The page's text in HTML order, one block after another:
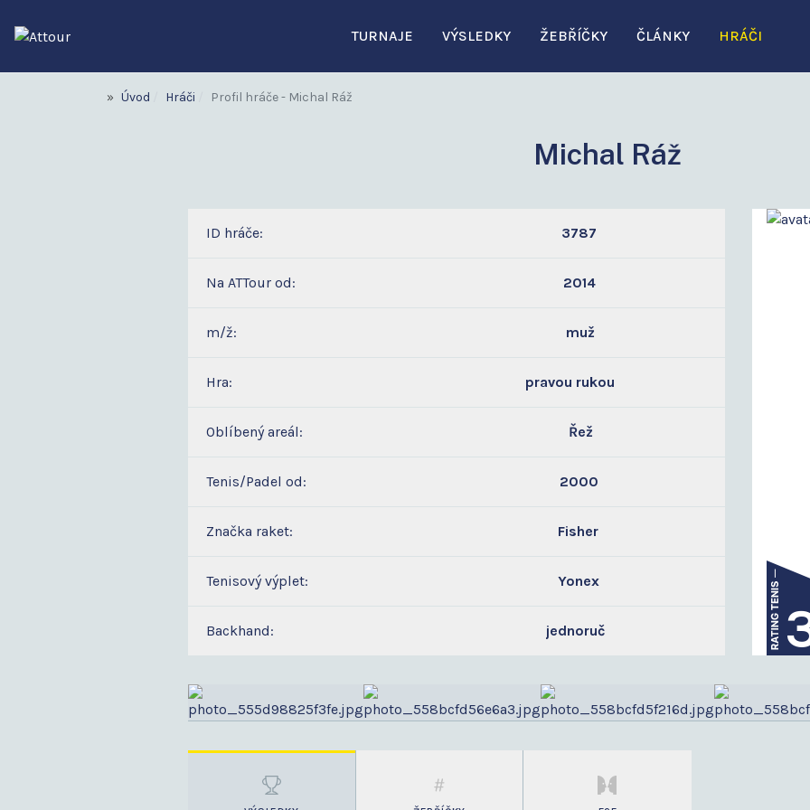
TURNAJE VÝSLEDKY ŽEBŘÍČKY ČLÁNKY HRÁČI
Úvod Hráči Profil hráče - Michal Ráž
Michal Ráž
ID hráče: 3787
Na ATTour od: 2014
m/ž: muž
Hra: pravou rukou
Oblíbený areál: Řež
Tenis/Padel od: 2000
Značka raket: Fisher
Tenisový výplet: Yonex
Backhand: jednoruč